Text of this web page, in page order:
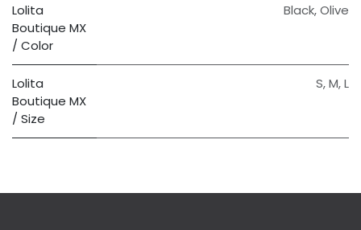
Lolita
Boutique MX
/ Color
Black,Olive
Lolita
Boutique MX
/ Size
S,M,L